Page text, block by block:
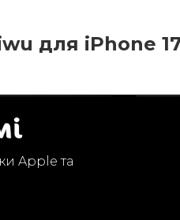
для iPhone
Apple та